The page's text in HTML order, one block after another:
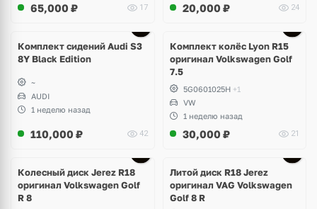
65,000 ₽ 17 20,000 ₽ 24
Комплект сидений Audi S3
8Y Black Edition
~
AUDI
1 неделю назад
110,000 ₽ 42
Комплект колёс Lyon R15
оригинал Volkswagen Golf
7.5
5G0601025H +1
VW
1 неделю назад
30,000 ₽ 21
Колесный диск Jerez R18
оригинал Volkswagen Golf
R 8
Литой диск R18 Jerez
оригинал VAG Volkswagen
Golf 8 R